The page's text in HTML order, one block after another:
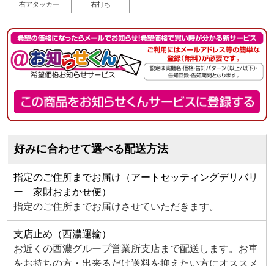
右アタッカー 右打ち
好みに合わせて選べる配送方法
指定のご住所までお届け（アートセッティングデリバリ
ー 家財おまかせ便）
指定のご住所までお届けさせていただきます。
支店止め（西濃運輸）
お近くの西濃グループ営業所支店まで配送します。お車
をお持ちの方・出来るだけ送料を抑えたい方にオススメ